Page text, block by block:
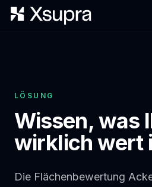
LÖSUNG
Wissen, was
wirklich wert
Die Flächenbewertung